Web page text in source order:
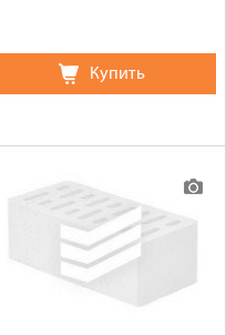
Купить